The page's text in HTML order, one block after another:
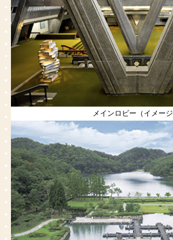
メインロビー（イメージ